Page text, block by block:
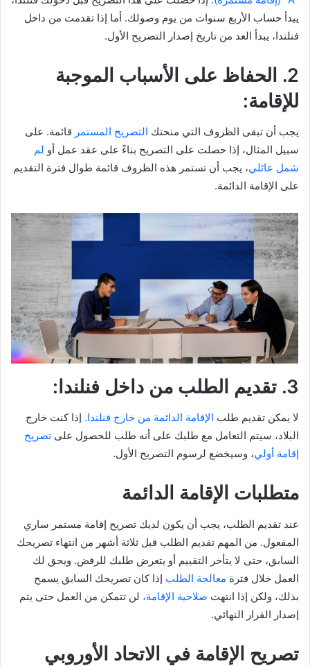
يبدأ حساب الأربع سنوات من يوم وصولك. أما إذا تقدمت من داخل
فنلندا، يبدأ العد من تاريخ إصدار التصريح الأول.
2. الحفاظ على الأسباب الموجبة
للإقامة:
يجب أن تبقى الظروف التي منحتك التصريح المستمر قائمة. على
سبيل المثال، إذا حصلت على التصريح بناءً على عقد عمل أو لم
شمل عائلي، يجب أن تستمر هذه الظروف قائمة طوال فترة التقديم
على الإقامة الدائمة.
3. تقديم الطلب من داخل فنلندا:
لا يمكن تقديم طلب الإقامة الدائمة من خارج فنلندا. إذا كنت خارج
البلاد، سيتم التعامل مع طلبك على أنه طلب للحصول على تصريح
إقامة أولي، وسيخضع لرسوم التصريح الأول.
متطلبات الإقامة الدائمة
عند تقديم الطلب، يجب أن يكون لديك تصريح إقامة مستمر ساري
المفعول. من المهم تقديم الطلب قبل ثلاثة أشهر من انتهاء تصريحك
السابق، حتى لا يتأخر التقييم أو يتعرض طلبك للرفض. ويحق لك
العمل خلال فترة معالجة الطلب إذا كان تصريحك السابق يسمح
بذلك، ولكن إذا انتهت صلاحية الإقامة، لن تتمكن من العمل حتى يتم
إصدار القرار النهائي.
تصريح الإقامة في الاتحاد الأوروبي